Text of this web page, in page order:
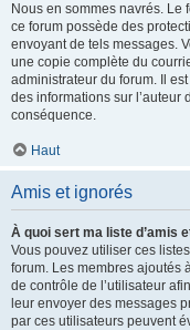
Nous en sommes navrés. Le
ce forum possède des
envoyant de tels messages.
une copie complète du
administrateur du forum. Il
des informations sur l’auteur
conséquence.
Haut
Amis et ignorés
À quoi sert ma liste d’amis
Vous pouvez utiliser ces
forum. Les membres ajoutés
de contrôle de l’utilisateur
leur envoyer des messages
par ces utilisateurs peuvent